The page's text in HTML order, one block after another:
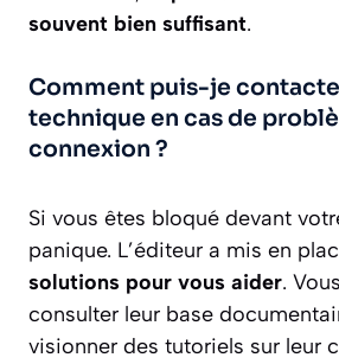
souvent bien suffisant.
Comment puis-je
technique en cas de
connexion ?
Si vous êtes bloqué devant
panique. L’éditeur a mis en
solutions pour vous aider.
consulter leur base
visionner des tutoriels sur leur